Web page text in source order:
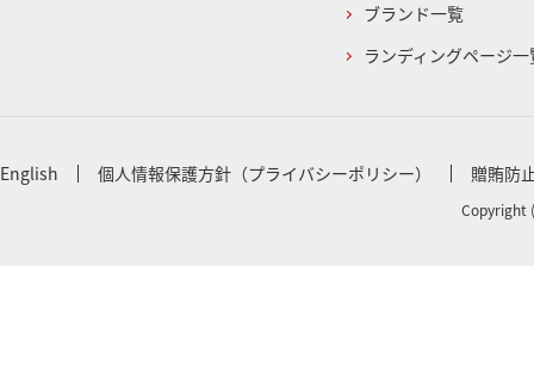
ブランド一覧
ランディングページ一
English 個人情報保護方針（プライバシーポリシー） 贈賄防
Copyright